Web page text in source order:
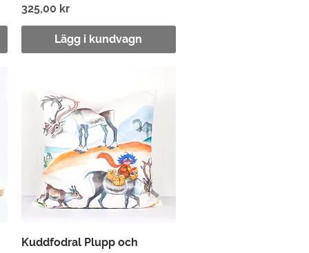
Pris
325,00 kr
Lägg i kundvagn
Snabbvisning
Kuddfodral Plupp och